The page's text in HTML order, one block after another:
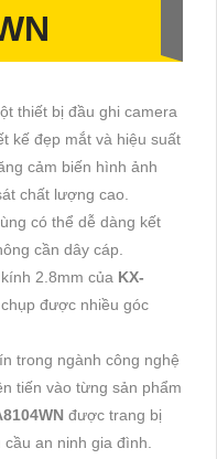
thiết bị đầu ghi camera
kế đẹp mắt và hiệu suất
cảm biến hình ảnh
chất lượng cao.
có thể dễ dàng kết
cần dây cáp.
2.8mm của KX-
được nhiều góc
trong ngành công nghệ
tiến vào từng sản phẩm
được trang bị
an ninh gia đình.